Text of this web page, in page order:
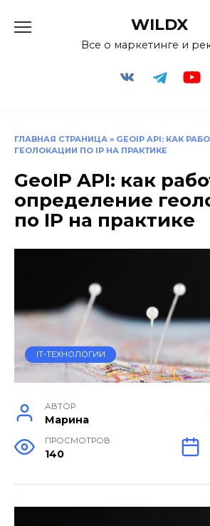
WILDX
Все о маркетинге и
ГЛАВНАЯ СТРАНИЦА » GEOIP API: КАК
ГЕОЛОКАЦИИ ПО IP НА ПРАКТИКЕ
GeoIP API: как
определение
по IP на практике
IT-ТЕХНОЛОГИИ
АВТОР
Марина
ПРОСМОТРОВ
140